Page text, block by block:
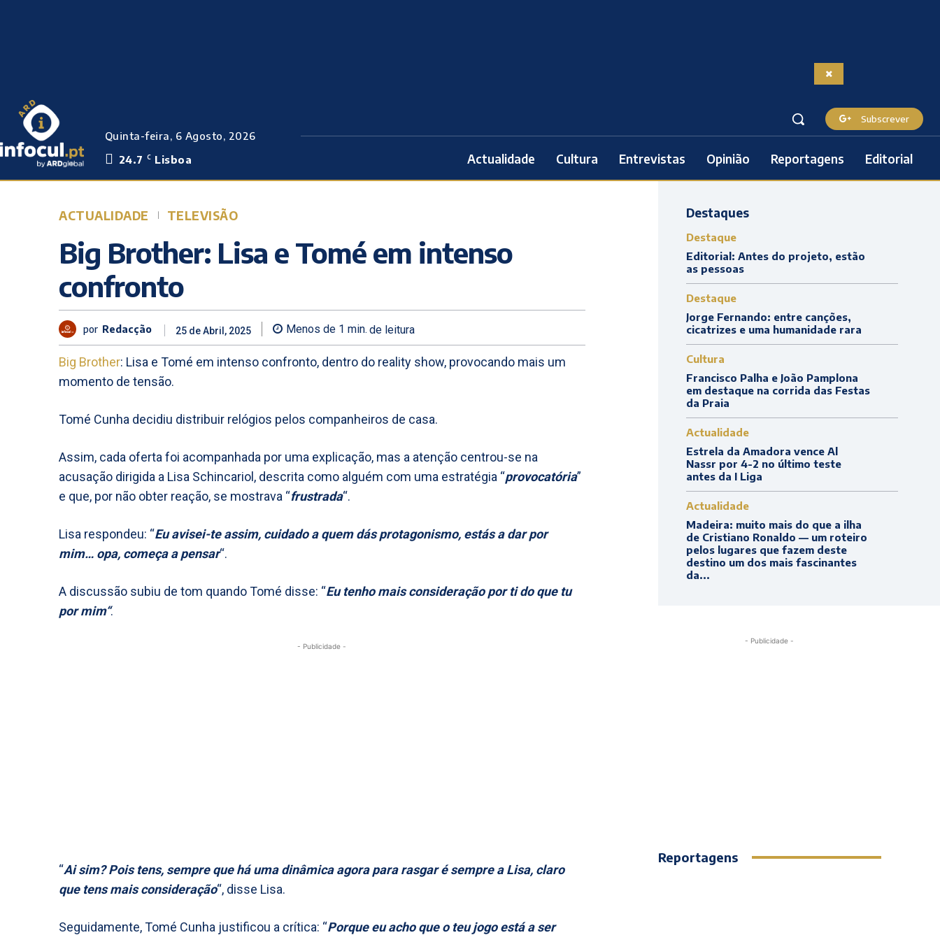
Quinta-feira, 6 Agosto, 2026
24.7
C Lisboa
Subscrever
Actualidade Cultura Entrevistas Opinião Reportagens Editorial
ACTUALIDADE TELEVISÃO
Big Brother: Lisa e Tomé em intenso
confronto
por Redacção 25 de Abril, 2025 Menos de 1 min. de leitura
Big Brother: Lisa e Tomé em intenso confronto, dentro do reality show, provocando mais um
momento de tensão.
Tomé Cunha decidiu distribuir relógios pelos companheiros de casa.
Assim, cada oferta foi acompanhada por uma explicação, mas a atenção centrou-se na
acusação dirigida a Lisa Schincariol, descrita como alguém com uma estratégia “provocatória”
e que, por não obter reação, se mostrava “frustrada“.
Lisa respondeu: “Eu avisei-te assim, cuidado a quem dás protagonismo, estás a dar por
mim… opa, começa a pensar“.
A discussão subiu de tom quando Tomé disse: “Eu tenho mais consideração por ti do que tu
por mim“.
- Publicidade -
“Ai sim? Pois tens, sempre que há uma dinâmica agora para rasgar é sempre a Lisa, claro
que tens mais consideração“, disse Lisa.
Seguidamente, Tomé Cunha justificou a crítica: “Porque eu acho que o teu jogo está a ser
Destaques
Destaque
Editorial: Antes do projeto, estão
as pessoas
Destaque
Jorge Fernando: entre canções,
cicatrizes e uma humanidade rara
Cultura
Francisco Palha e João Pamplona
em destaque na corrida das Festas
da Praia
Actualidade
Estrela da Amadora vence Al
Nassr por 4-2 no último teste
antes da I Liga
Actualidade
Madeira: muito mais do que a ilha
de Cristiano Ronaldo — um roteiro
pelos lugares que fazem deste
destino um dos mais fascinantes
da...
- Publicidade -
Reportagens